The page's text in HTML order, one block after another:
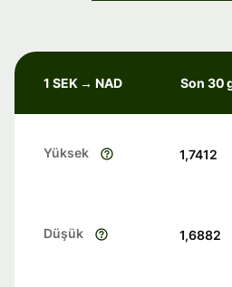
1 SEK → NAD Son 30
Yüksek 1,7412
Düşük 1,6882